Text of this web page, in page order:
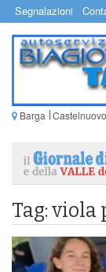
Segnalazioni
Barga
Tag: viola